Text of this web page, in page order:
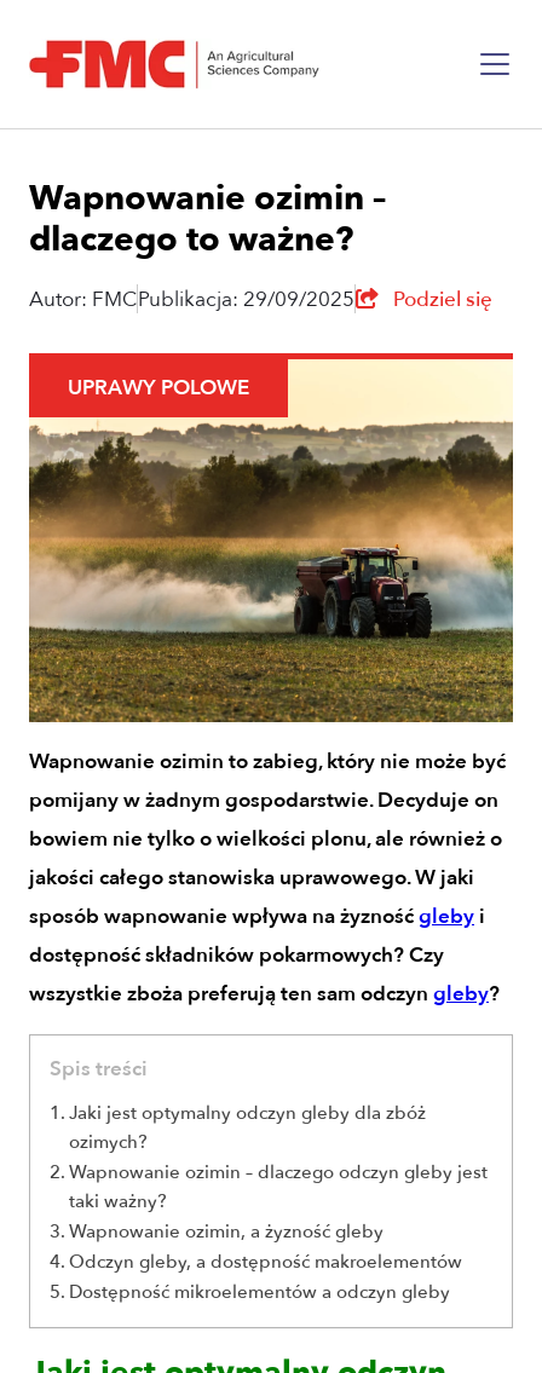
Wapnowanie ozimin –
dlaczego to ważne?
Autor: FMCPublikacja: 29/09/2025 Podziel się
UPRAWY POLOWE
Wapnowanie ozimin to zabieg, który nie może być
pomijany w żadnym gospodarstwie. Decyduje on
bowiem nie tylko o wielkości plonu, ale również o
jakości całego stanowiska uprawowego. W jaki
sposób wapnowanie wpływa na żyznośćgleby i
dostępność składników pokarmowych? Czy
wszystkie zboża preferują ten sam odczyn gleby?
Spis treści
Jaki jest optymalny odczyn gleby dla zbóż
ozimych?
Wapnowanie ozimin – dlaczego odczyn gleby jest
taki ważny?
Wapnowanie ozimin, a żyzność gleby
Odczyn gleby, a dostępność makroelementów
Dostępność mikroelementów a odczyn gleby